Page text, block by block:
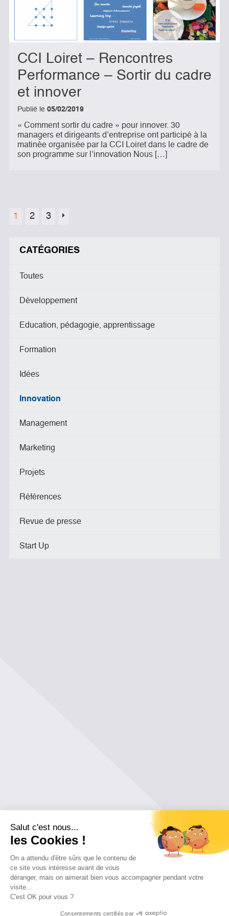
CATÉGORIES
Toutes
Développement
Education, pédagogie, apprentissage
Formation
Idées
Innovation
Management
Marketing
Projets
Références
Revue de presse
Start Up
CCI Loiret – Rencontres
Performance – Sortir du cadre
et innover
Publié le 05/02/2019
« Comment sortir du cadre » pour innover. 30
managers et dirigeants d’entreprise ont participé à la
matinée organisée par la CCI Loiret dans le cadre de
son programme sur l’innovation Nous […]
1 2 3
Salut c'est nous...
les Cookies !
On a attendu d'être sûrs que le contenu de
ce site vous intéresse avant de vous
déranger, mais on aimerait bien vous accompagner pendant votre
visite...
C'est OK pour vous ?
Consentements certifiés par